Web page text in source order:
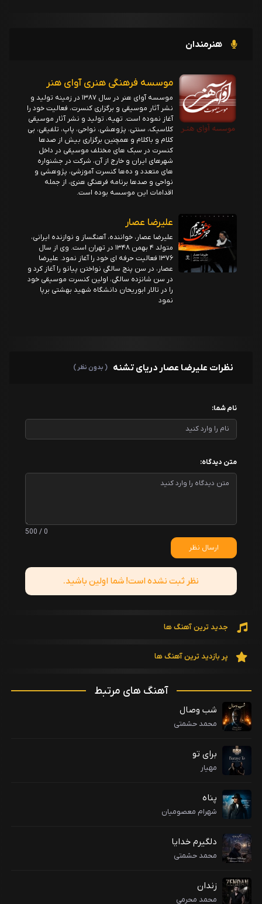
هنرمندان
موسسه فرهنگی هنری آوای هنر
موسسه آوای هنر در سال ۱۳۸۷ در زمینه تولید و
نشر آثار موسیقی و برگزاری کنسرت، فعالیت خود را
آغاز نموده است. تهیه، تولید و نشر آثار موسیقی
کلاسیک، سنتی، پژوهشی، نواحی، پاپ، تلفیقی، بی
کلام و باکلام و همچنین برگزاری بیش از صدها
کنسرت در سبک های مختلف موسیقی در داخل
شهرهای ایران و خارج از آن، شرکت در جشنواره
های متعدد و ده‌ها کنسرت آموزشی، پژوهشی و
نواحی و صدها برنامه فرهنگی هنری، از جمله
اقدامات این موسسه بوده است.
علیرضا عصار
علیرضا عصار، خواننده، آهنگساز و نوازنده ایرانی،
متولد ۴ بهمن ۱۳۴۸ در تهران است. وی از سال
۱۳۷۶ فعالیت حرفه ای خود را آغاز نمود. علیرضا
عصار، در سن پنج سالگی نواختن پیانو را آغاز کرد و
در سن شانزده سالگی، اولین کنسرت موسیقی خود
را در تالار ابوریحان دانشگاه شهید بهشتی برپا
نمود
نظرات علیرضا عصار دریای تشنه ( بدون نظر )
نام شما:
متن دیدگاه:
0 / 500
ارسال نظر
نظر ثبت نشده است! شما اولین باشید.
جدید ترین آهنگ ها
پر بازدید ترین آهنگ ها
آهنگ های مرتبط
شب وصال
محمد حشمتی
برای تو
مهیار
پناه
شهرام معصومیان
دلگیرم خدایا
محمد حشمتی
زندان
محمد محرمی